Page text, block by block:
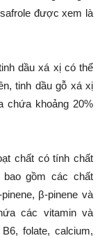
được xem là
dầu xá xị có thể
tinh dầu gỗ xá xị
chứa khoảng 20%
chất có tính chất
bao gồm các chất
β-pinene và
các vitamin và
folate, calcium,